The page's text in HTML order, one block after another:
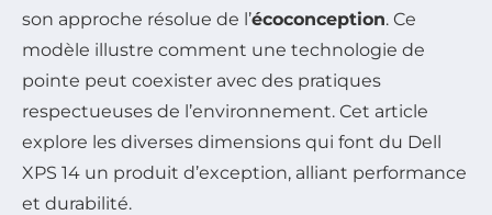
son approche résolue de l’écoconception. Ce
modèle illustre comment une technologie de
pointe peut coexister avec des pratiques
respectueuses de l’environnement. Cet article
explore les diverses dimensions qui font du Dell
XPS 14 un produit d’exception, alliant performance
et durabilité.